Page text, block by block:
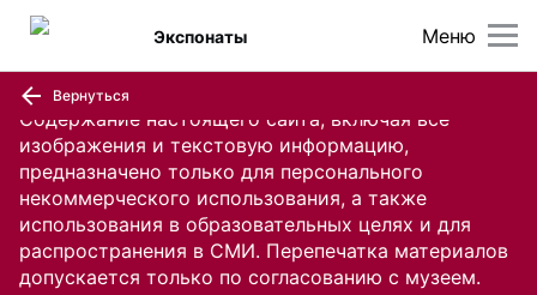
Содержание настоящего сайта, включая все
изображения и текстовую информацию,
предназначено только для персонального
некоммерческого использования, а также
использования в образовательных целях и для
распространения в СМИ. Перепечатка материалов
допускается только по согласованию с музеем.
Меню
Экспонаты
Вернуться